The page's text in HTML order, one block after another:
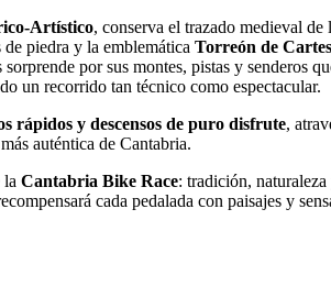
Artístico, conserva el trazado medieval de
piedra y la emblemática Torreón de Cartes
por sus montes, pistas y senderos
un recorrido tan técnico como espectacular.
rápidos y descensos de puro disfrute,
auténtica de Cantabria.
la Cantabria Bike Race: tradición,
cada pedalada con paisajes y